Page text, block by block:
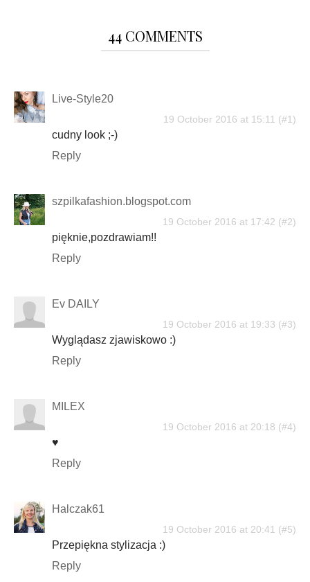
44 COMMENTS
Live-Style20
19 October 2016 at 15:11
cudny look ;-)
Reply
szpilkafashion.blogspot.com
19 October 2016 at 17:42
pięknie,pozdrawiam!!
Reply
Ev DAILY
19 October 2016 at 19:33
Wyglądasz zjawiskowo :)
Reply
MILEX
19 October 2016 at 20:18
♥
Reply
Halczak61
19 October 2016 at 20:41
Przepiękna stylizacja :)
Reply